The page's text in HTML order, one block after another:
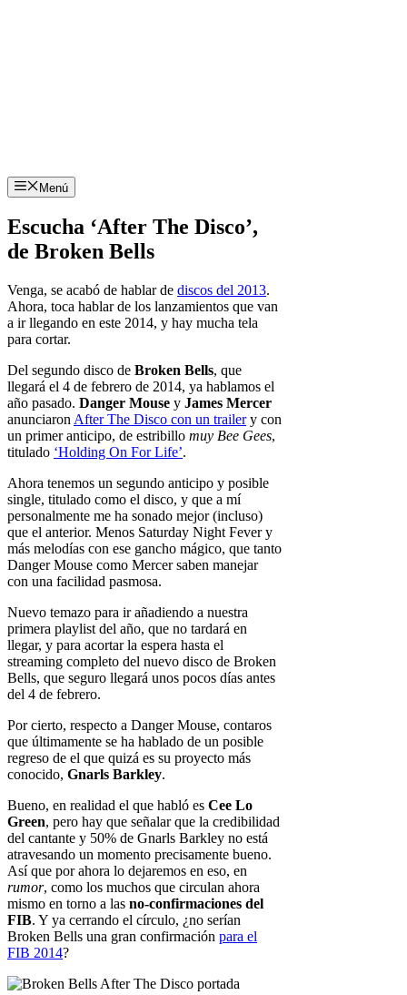
Menú
Escucha ‘After The Disco’,
de Broken Bells
Venga, se acabó de hablar de discos del 2013.
Ahora, toca hablar de los lanzamientos que van
a ir llegando en este 2014, y hay mucha tela
para cortar.
Del segundo disco de Broken Bells, que
llegará el 4 de febrero de 2014, ya hablamos el
año pasado. Danger Mouse y James Mercer
anunciaron After The Disco con un trailery con
un primer anticipo, de estribillo muy Bee Gees,
titulado ‘Holding On For Life’.
Ahora tenemos un segundo anticipo y posible
single, titulado como el disco, y que a mí
personalmente me ha sonado mejor (incluso)
que el anterior. Menos Saturday Night Fever y
más melodías con ese gancho mágico, que tanto
Danger Mouse como Mercer saben manejar
con una facilidad pasmosa.
Nuevo temazo para ir añadiendo a nuestra
primera playlist del año, que no tardará en
llegar, y para acortar la espera hasta el
streaming completo del nuevo disco de Broken
Bells, que seguro llegará unos pocos días antes
del 4 de febrero.
Por cierto, respecto a Danger Mouse, contaros
que últimamente se ha hablado de un posible
regreso de el que quizá es su proyecto más
conocido, Gnarls Barkley.
Bueno, en realidad el que habló es Cee Lo
Green, pero hay que señalar que la credibilidad
del cantante y 50% de Gnarls Barkley no está
atravesando un momento precisamente bueno.
Así que por ahora lo dejaremos en eso, en
rumor, como los muchos que circulan ahora
mismo en torno a las no-confirmaciones del
FIB. Y ya cerrando el círculo, ¿no serían
Broken Bells una gran confirmación para el
FIB 2014?